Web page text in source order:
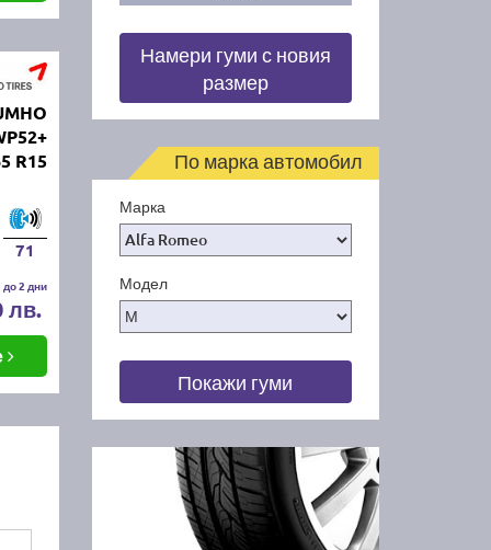
R15
71
до 2 дни
лв.
Намери гуми с новия
размер
По марка автомобил
Марка
Модел
Покажи гуми